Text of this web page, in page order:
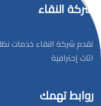
شركة النقاء
تقدم شركة النقاء خدمات
اثاث إحترافية
روابط تهمك